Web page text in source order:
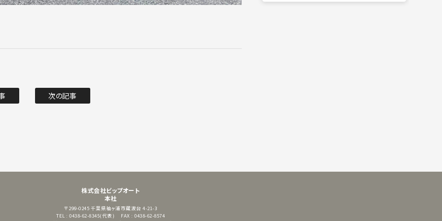
次の記事
株式会社ビップオート
本社
〒299-0245 千葉県袖ヶ浦市蔵波台 4-21-3
TEL : 0438-62-8345(代表)
FAX : 0438-62-8574